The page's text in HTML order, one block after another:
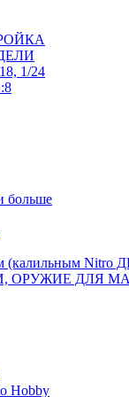
1/24
больше
(калильным Nitro
ОРУЖИЕ ДЛЯ
Hobby